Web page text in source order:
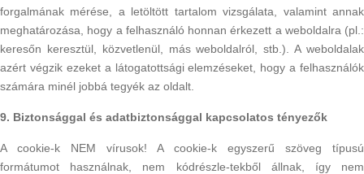
forgalmának mérése, a letöltött tartalom vizsgálata, valamint annak
meghatározása, hogy a felhasználó honnan érkezett a weboldalra (pl.:
keresőn keresztül, közvetlenül, más weboldalról, stb.). A weboldalak
azért végzik ezeket a látogatottsági elemzéseket, hogy a felhasználók
számára minél jobbá tegyék az oldalt.
9. Biztonsággal és adatbiztonsággal kapcsolatos tényezők
A cookie-k NEM vírusok! A cookie-k egyszerű szöveg típusú
formátumot használnak, nem kódrészle-tekből állnak, így nem